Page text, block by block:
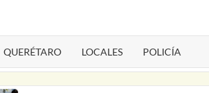
QUERÉTARO LOCALES POLICÍA